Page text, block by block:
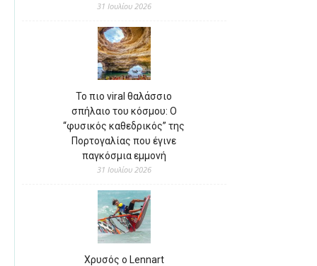
31 Ιουλίου 2026
Το πιο viral θαλάσσιο
σπήλαιο του κόσμου: Ο
“φυσικός καθεδρικός” της
Πορτογαλίας που έγινε
παγκόσμια εμμονή
31 Ιουλίου 2026
Χρυσός ο Lennart